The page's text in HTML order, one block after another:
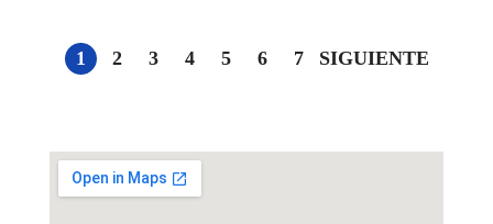
1 2 3 4 5 6 7 SIGUIENTE